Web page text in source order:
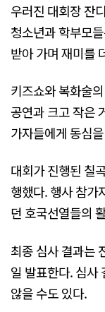
우러진 대회장 잔
청소년과 학부모
받아 가며 재미를
키즈쇼와 복화술
공연과 크고 작은
가자들에게 동심
대회가 진행된 칠
행했다. 행사 참가
던 호국선열들의
최종 심사 결과는
일 발표한다. 심사
않을 수도 있다.